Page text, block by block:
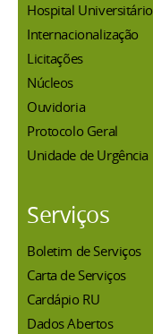
Hospital Universitário
Internacionalização
Licitações
Núcleos
Ouvidoria
Protocolo Geral
Unidade de Urgência
Serviços
Boletim de Serviços
Carta de Serviços
Cardápio RU
Dados Abertos